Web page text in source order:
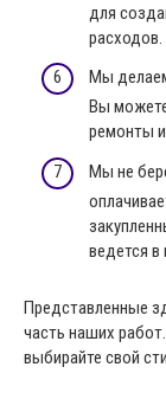
для
расходов.
Мы
Вы
ремонты
Мы не
ведется
Представленные
часть наших
выбирайте свой